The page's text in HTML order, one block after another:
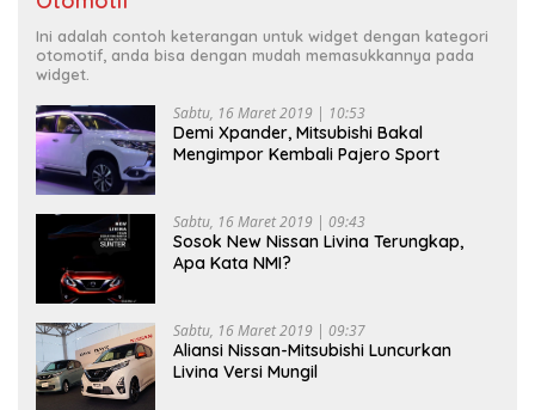
Ini adalah contoh keterangan untuk widget dengan kategori
otomotif, anda bisa dengan mudah memasukkannya pada
widget.
Sabtu, 16 Maret 2019 | 10:53
Demi Xpander, Mitsubishi Bakal
Mengimpor Kembali Pajero Sport
Sabtu, 16 Maret 2019 | 09:43
Sosok New Nissan Livina Terungkap,
Apa Kata NMI?
Sabtu, 16 Maret 2019 | 09:37
Aliansi Nissan-Mitsubishi Luncurkan
Livina Versi Mungil